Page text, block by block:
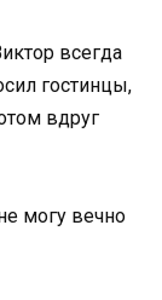
всегда
гостинцы,
вдруг
могу вечно